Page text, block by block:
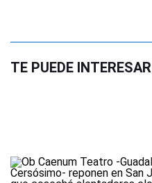
TE PUEDE INTERESAR